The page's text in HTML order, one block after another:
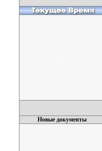
Новые документы